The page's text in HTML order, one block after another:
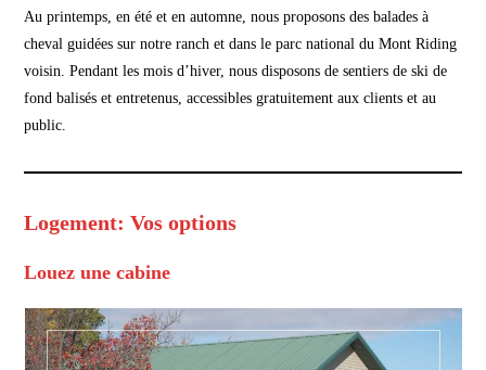
Au printemps, en été et en automne, nous proposons des balades à
cheval guidées sur notre ranch et dans le parc national du Mont Riding
voisin. Pendant les mois d’hiver, nous disposons de sentiers de ski de
fond balisés et entretenus, accessibles gratuitement aux clients et au
public.
Logement: Vos options
Louez une cabine